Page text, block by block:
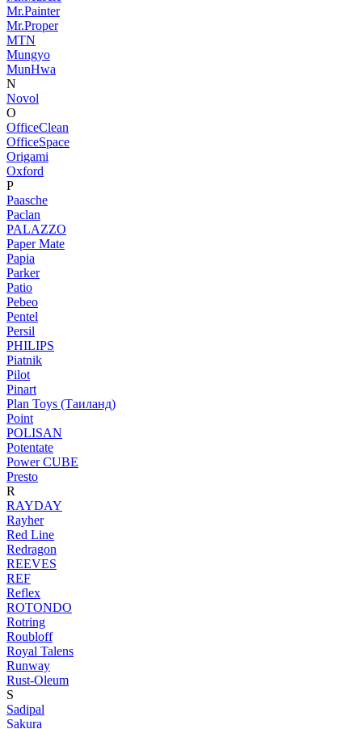
Mr.Painter
Mr.Proper
MTN
Mungyo
MunHwa
N
Novol
O
OfficeClean
OfficeSpace
Origami
Oxford
P
Paasche
Paclan
PALAZZO
Paper Mate
Papia
Parker
Patio
Pebeo
Pentel
Persil
PHILIPS
Piatnik
Pilot
Pinart
Plan Toys (Таиланд)
Point
POLISAN
Potentate
Power CUBE
Presto
R
RAYDAY
Rayher
Red Line
Redragon
REEVES
REF
Reflex
ROTONDO
Rotring
Roubloff
Royal Talens
Runway
Rust-Oleum
S
Sadipal
Sakura